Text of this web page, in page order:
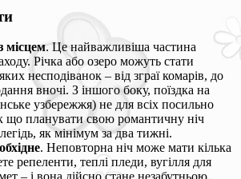
місцем. Це найважливіша частина
Річка або озеро можуть стати
несподіванок – від зграї комарів, до
вночі. З іншого боку, поїздка на
узбережжя) не для всіх посильно
що планувати свою романтичну ніч
як мінімум за два тижні.
. Неповторна ніч може мати кілька
репеленти, теплі пледи, вугілля для